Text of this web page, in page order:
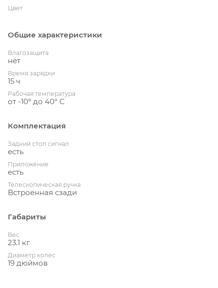
Цвет
Общие характеристики
Влагозащита
нет
Время зарядки
15 ч
Рабочая температура
от -10° до 40° C
Комплектация
Задний стоп сигнал
есть
Приложение
есть
Телескопическая ручка
Встроенная сзади
Габариты
Вес
23.1 кг
Диаметр колес
19 дюймов